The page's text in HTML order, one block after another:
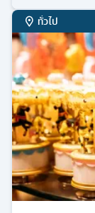
ทั่วไป